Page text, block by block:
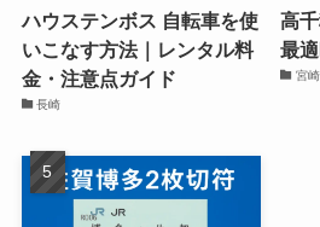
ハウステンボス 自転車を使
いこなす方法｜レンタル料
金・注意点ガイド
長崎
高
最
宮崎